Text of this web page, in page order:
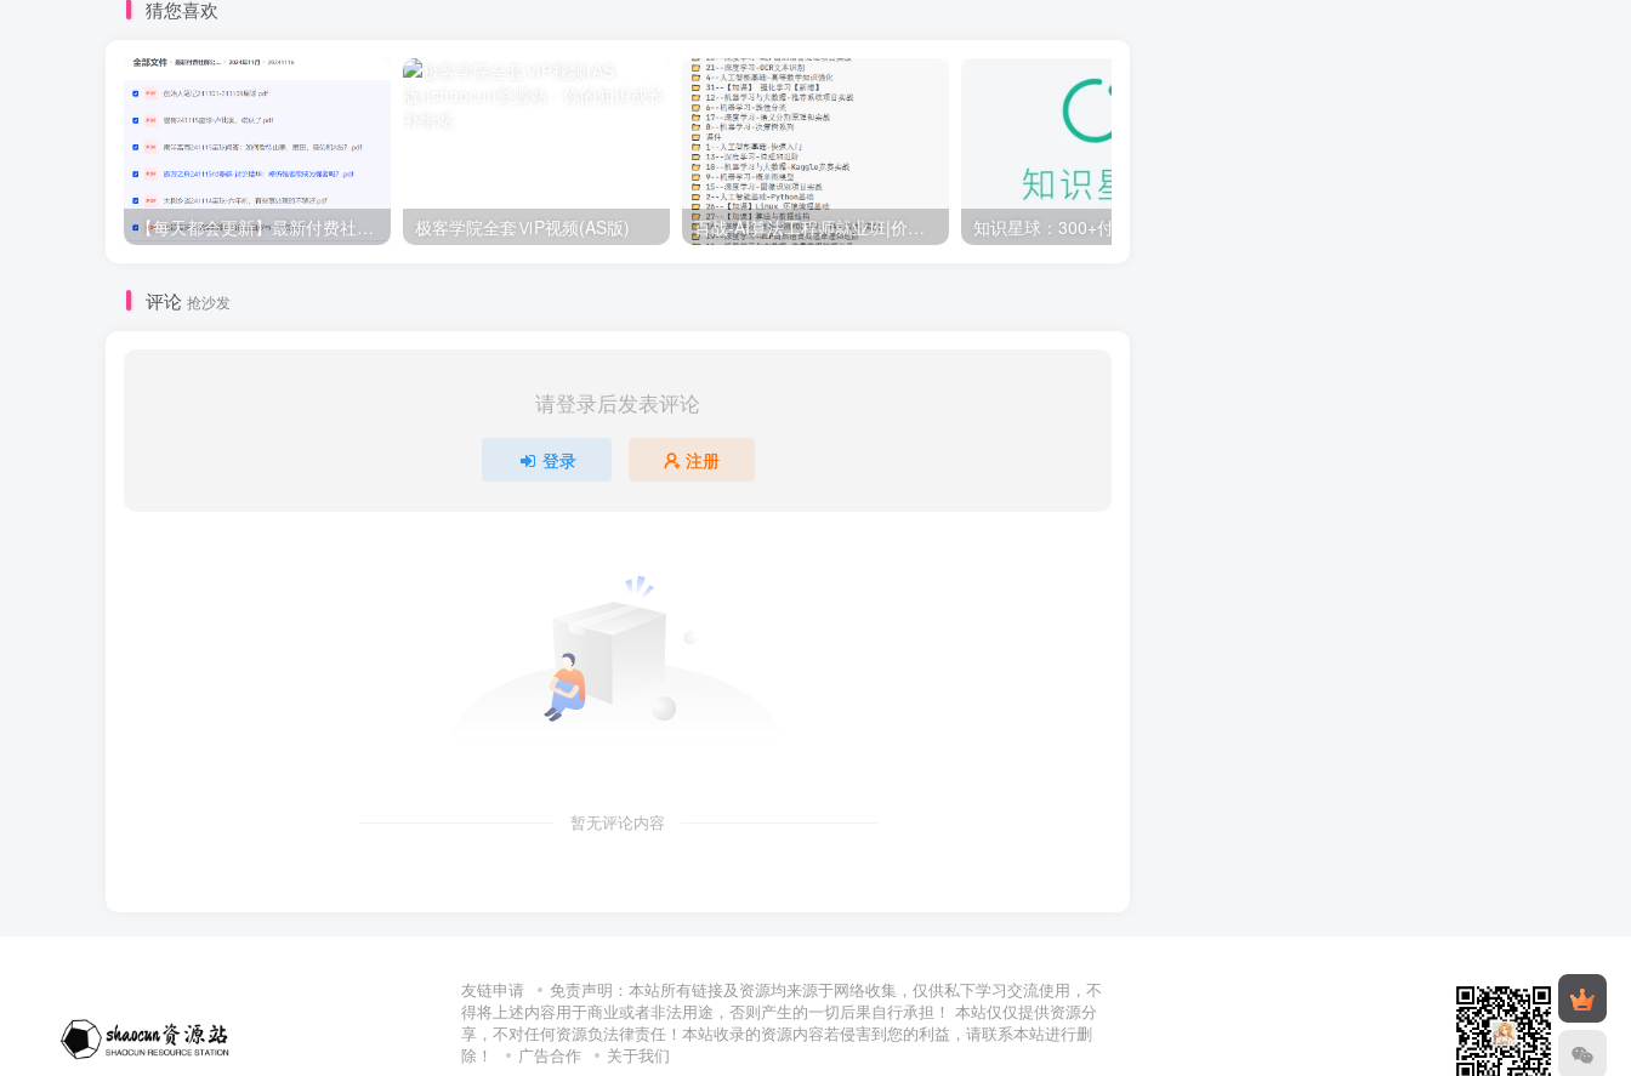
猜您喜欢
【每天都会更新】最新付费社群公众号文章 极客学院全套ⅥP视频(AS版) 百战-AI算法工程师就业班|价值18980元|冲击百万年薪|完结无秘
评论 抢沙发
请登录后发表评论
登录 注册
暂无评论内容
友链申请
免责声明：本站所有链接及资源均来源于网络收集，仅供私下学习交流使用，不
得将上述内容用于商业或者非法用途，否则产生的一切后果自行承担！ 本站仅仅提供资源分
享，不对任何资源负法律责任！本站收录的资源内容若侵害到您的利益，请联系本站进行删
除！
广告合作 关于我们